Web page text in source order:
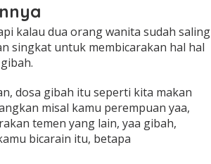
kalau dua orang wanita sudah saling
singkat untuk membicarakan hal hal
dosa gibah itu seperti kita makan
misal kamu perempuan yaa,
temen yang lain, yaa gibah,
bicarain itu, betapa